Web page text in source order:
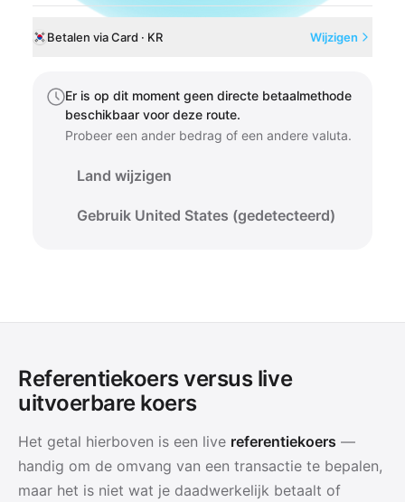
Betalen via Card · KR Wijzigen
Er is op dit moment geen directe betaalmethode
beschikbaar voor deze route.
Probeer een ander bedrag of een andere valuta.
Land wijzigen
Gebruik United States (gedetecteerd)
Referentiekoers versus live
uitvoerbare koers
Het getal hierboven is een live referentiekoers —
handig om de omvang van een transactie te bepalen,
maar het is niet wat je daadwerkelijk betaalt of